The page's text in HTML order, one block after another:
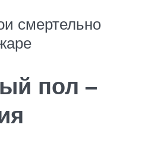
смертельно
пол –